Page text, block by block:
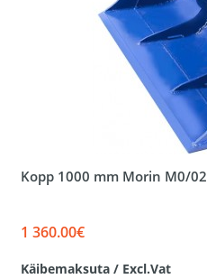
Kopp 1000 mm Morin M0/02
1 360.00€
Käibemaksuta / Excl.Vat